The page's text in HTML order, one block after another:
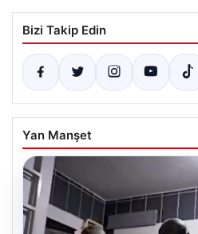
Bizi Takip Edin
Yan Manşet